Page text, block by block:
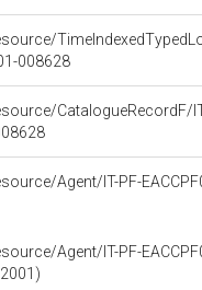
008628
CatalogueRecordF/
Agent/IT-PF-
Agent/IT-PF-